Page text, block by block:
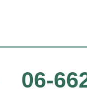
06-